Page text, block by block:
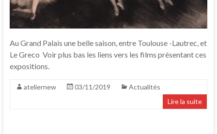
Au Grand Palais une belle saison, entre Toulouse -Lautrec, et
Le Greco Voir plus bas les liens vers les films présentant ces
expositions.
ateliernew 03/11/2019
Actualités
Lire la suite